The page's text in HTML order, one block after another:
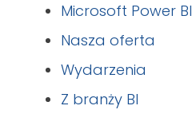
Microsoft Power BI
Nasza oferta
Wydarzenia
Z branży BI